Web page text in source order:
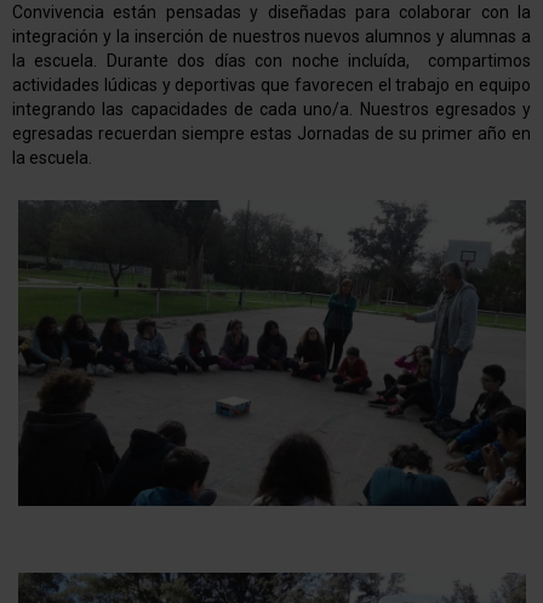
Convivencia están pensadas y diseñadas para colaborar con la
integración y la inserción de nuestros nuevos alumnos y alumnas a
la escuela. Durante dos días con noche incluída, compartimos
actividades lúdicas y deportivas que favorecen el trabajo en equipo
integrando las capacidades de cada uno/a. Nuestros egresados y
egresadas recuerdan siempre estas Jornadas de su primer año en
la escuela.